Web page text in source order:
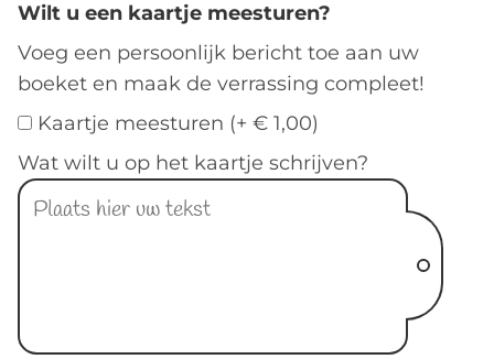
Wilt u een kaartje meesturen?
Voeg een persoonlijk bericht toe aan uw
boeket en maak de verrassing compleet!
Kaartje meesturen (+ € 1,00)
Wat wilt u op het kaartje schrijven?